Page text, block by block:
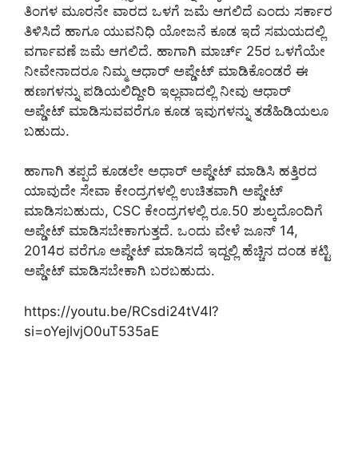
ತಿಂಗಳ ಮೂರನೇ ವಾರದ ಒಳಗೆ ಜಮೆ ಆಗಲಿದೆ ಎಂದು ಸರ್ಕಾರ
ತಿಳಿಸಿದೆ ಹಾಗೂ ಯುವನಿಧಿ ಯೋಜನೆ ಕೂಡ ಇದೆ ಸಮಯದಲ್ಲಿ
ವರ್ಗಾವಣೆ ಜಮೆ ಆಗಲಿದೆ. ಹಾಗಾಗಿ ಮಾರ್ಚ್ 25ರ ಒಳಗೆಯೇ
ನೀವೇನಾದರೂ ನಿಮ್ಮ ಆಧಾರ್ ಅಪ್ಡೇಟ್ ಮಾಡಿಕೊಂಡರೆ ಈ
ಹಣಗಳನ್ನು ಪಡಿಯಲಿದ್ದೀರಿ ಇಲ್ಲವಾದಲ್ಲಿ ನೀವು ಆಧಾರ್
ಅಪ್ಡೇಟ್ ಮಾಡಿಸುವವರೆಗೂ ಕೂಡ ಇವುಗಳನ್ನು ತಡೆಹಿಡಿಯಲೂ
ಬಹುದು.
ಹಾಗಾಗಿ ತಪ್ಪದೆ ಕೂಡಲೇ ಅಧಾರ್ ಅಪ್ಡೇಟ್ ಮಾಡಿಸಿ ಹತ್ತಿರದ
ಯಾವುದೇ ಸೇವಾ ಕೇಂದ್ರಗಳಲ್ಲಿ ಉಚಿತವಾಗಿ ಅಪ್ಡೇಟ್
ಮಾಡಿಸಬಹುದು, CSC ಕೇಂದ್ರಗಳಲ್ಲಿ ರೂ.50 ಶುಲ್ಕದೊಂದಿಗೆ
ಅಪ್ಡೇಟ್ ಮಾಡಿಸಬೇಕಾಗುತ್ತದೆ. ಒಂದು ವೇಳೆ ಜೂನ್ 14,
2014ರ ವರೆಗೂ ಅಪ್ಡೇಟ್ ಮಾಡಿಸದೆ ಇದ್ದಲ್ಲಿ ಹೆಚ್ಚಿನ ದಂಡ ಕಟ್ಟಿ
ಅಪ್ಡೇಟ್ ಮಾಡಿಸಬೇಕಾಗಿ ಬರಬಹುದು.
https://youtu.be/RCsdi24tV4I?
si=oYejlvjO0uT535aE